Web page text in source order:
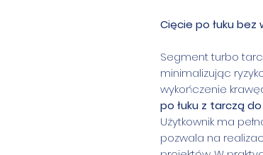
Cięcie po łuku
Segment turbo
minimalizując
wykończenie
po łuku z tarczą
Użytkownik ma
pozwala na